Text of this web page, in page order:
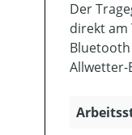
Der
direkt am
Bluetooth
Allwetter-